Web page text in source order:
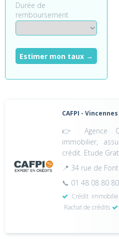
Durée de
remboursement
Estimer mon taux →
CAFPI - Vincennes
👉 Agence
immobilier,
crédit. Etude
📍 34 rue de
📞 01 48 08 80 80
Crédit
Rachat de crédits